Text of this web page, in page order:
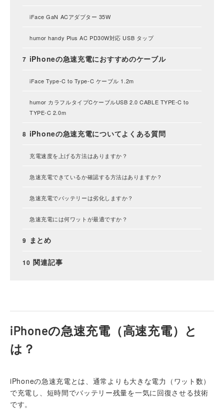
iFace GaN ACアダプター 35W
humor handy Plus AC PD30W対応 USB タップ
iPhoneの急速充電におすすめのケーブル
iFace Type-C to Type-C ケーブル 1.2m
humor カラフルタイプCケーブルUSB 2.0 CABLE TYPE-C to
TYPE-C 2.0m
iPhoneの急速充電についてよくある質問
充電速度を上げる方法はありますか？
急速充電できているか確認する方法はありますか？
急速充電でバッテリーは劣化しますか？
急速充電には何ワットが最適ですか？
まとめ
関連記事
iPhoneの急速充電（高速充電）と
は？
iPhoneの急速充電とは、通常よりも大きな電力（ワット数）
で充電し、短時間でバッテリー残量を一気に回復させる技術
です。